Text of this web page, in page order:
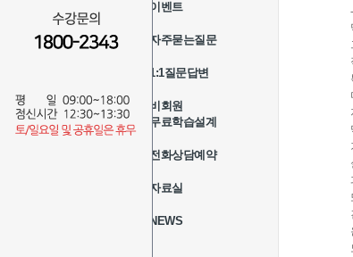
이벤트
자주묻는질문
1:1질문답변
비회원
무료학습설계
전화상담예약
자료실
NEWS